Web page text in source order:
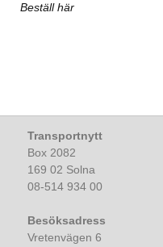
Beställ här
Transportnytt
Box 2082
169 02 Solna
08-514 934 00
Besöksadress
Vretenvägen 6